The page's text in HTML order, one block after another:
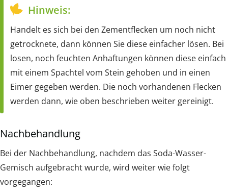
Hinweis:
Handelt es sich bei den Zementflecken um noch nicht
getrocknete, dann können Sie diese einfacher lösen. Bei
losen, noch feuchten Anhaftungen können diese einfach
mit einem Spachtel vom Stein gehoben und in einen
Eimer gegeben werden. Die noch vorhandenen Flecken
werden dann, wie oben beschrieben weiter gereinigt.
Nachbehandlung
Bei der Nachbehandlung, nachdem das Soda-Wasser-
Gemisch aufgebracht wurde, wird weiter wie folgt
vorgegangen: